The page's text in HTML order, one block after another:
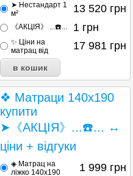
➤ Нестандарт 1
м²
13 520 грн
《АКЦІЯ》 ...☎️... 1 грн
✨ Ціни на
матрац від
17 981 грн
❖ Матраци 140х190
купити
➤《АКЦІЯ》...☎️... ↔
ціни + відгуки
◈ Матрац на
ліжко 140x190
1 999 грн